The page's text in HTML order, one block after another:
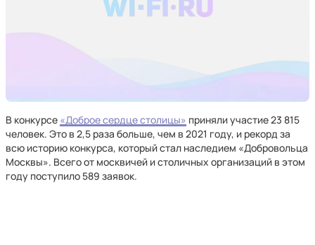
В конкурсе «Доброе сердце столицы» приняли участие 23 815
человек. Это в 2,5 раза больше, чем в 2021 году, и рекорд за
всю историю конкурса, который стал наследием «Добровольца
Москвы». Всего от москвичей и столичных организаций в этом
году поступило 589 заявок.